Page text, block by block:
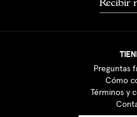
Preguntas
Cómo
Términos y